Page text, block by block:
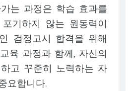
는 과정은 학습 효과를
기하지 않는 원동력이
검정고시 합격을 위해
육 과정과 함께, 자신의
고 꾸준히 노력하는 자
요합니다.